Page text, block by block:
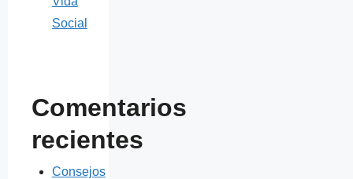
Social
Comentarios
recientes
Consejos